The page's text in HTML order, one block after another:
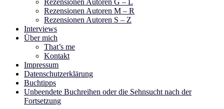
Rezensionen Autoren G – L
Rezensionen Autoren M – R
Rezensionen Autoren S – Z
Interviews
Über mich
That’s me
Kontakt
Impressum
Datenschutzerklärung
Buchtipps
Unbeendete Buchreihen oder die Sehnsucht nach der
Fortsetzung